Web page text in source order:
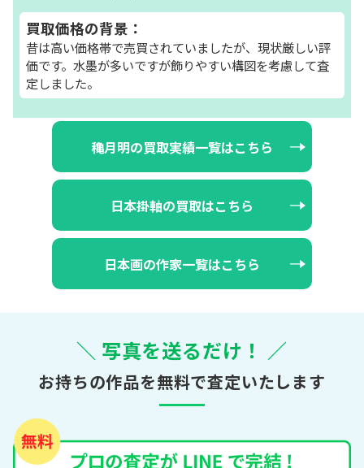
買取価格の背景：
昔は高い価格帯で売買されていましたが、現状厳しい評
価です。水墨が多いですが飾りやすい構図を考慮して査
定しました。
穐月明の買取実績一覧はこちら
日本掛軸の買取はこちら
日本画の作家一覧はこちら
＼ 写真を送るだけ！ ／
お持ちの作品を無料で査定いたします